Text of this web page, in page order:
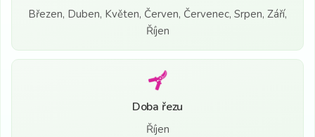
Březen, Duben, Květen, Červen, Červenec, Srpen, Září,
Říjen
Doba řezu
Říjen